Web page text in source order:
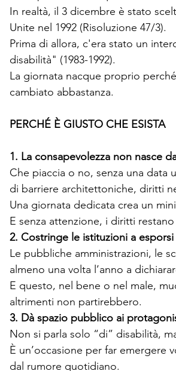
In realtà, il 3 dicembre è stato
Unite nel 1992 (Risoluzione 47/3).
Prima di allora, c'era stato un
disabilità" (1983-1992).
La giornata nacque proprio
cambiato abbastanza.
PERCHÉ È GIUSTO CHE ESISTA
1. La consapevolezza non nasce
Che piaccia o no, senza una
di barriere architettoniche, diritti
Una giornata dedicata crea un
E senza attenzione, i diritti
2. Costringe le istituzioni a esporsi
Le pubbliche amministrazioni, le
almeno una volta l’anno a
E questo, nel bene o nel male,
altrimenti non partirebbero.
3. Dà spazio pubblico ai
Non si parla solo “di” disabilità,
È un’occasione per far
dal rumore quotidiano.